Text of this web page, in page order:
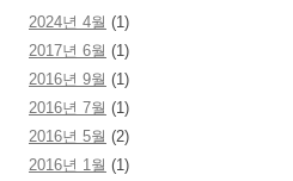
2024년 4월 (1)
2017년 6월 (1)
2016년 9월 (1)
2016년 7월 (1)
2016년 5월 (2)
2016년 1월 (1)